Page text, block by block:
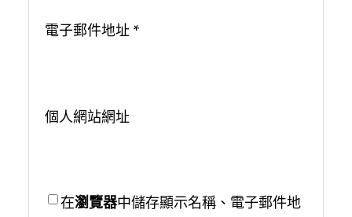
電子郵件地址 *
個人網站網址
在瀏覽器中儲存顯示名稱、電子郵件地